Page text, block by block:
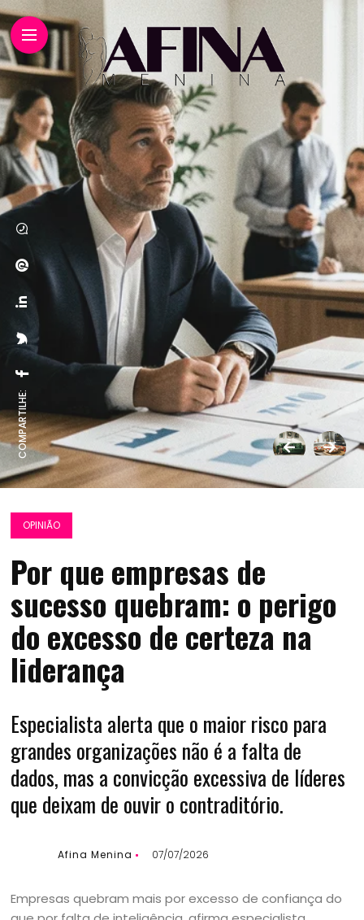
COMPARTILHE:
OPINIÃO
Por que empresas de
sucesso quebram: o perigo
do excesso de certeza na
liderança
Especialista alerta que o maior risco para
grandes organizações não é a falta de
dados, mas a convicção excessiva de líderes
que deixam de ouvir o contraditório.
Afina Menina 07/07/2026
Empresas quebram mais por excesso de confiança do